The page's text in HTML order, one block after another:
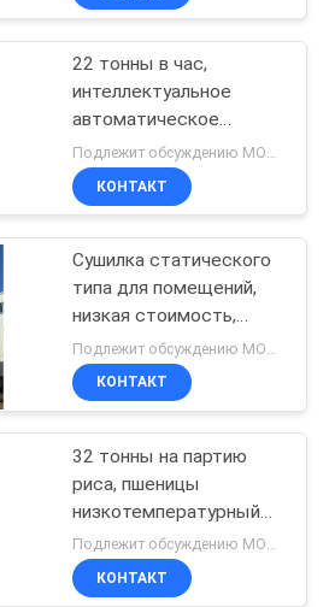
сушилка
41
22 тонны в час,
интеллектуальное
автоматическое
управление,
низкотемпературная
сушка, смешанный
КОНТАКТ
Сушилка статического
типа для помещений,
низкая стоимость,
низкая скорость
дробления, 55 тонн
КОНТАКТ
32 тонны на партию
риса, пшеницы
низкотемпературный
сушильщик с двойным
воздуховодом и
двойной системой
Подлежит обсуждению MOQ:1
КОНТАКТ